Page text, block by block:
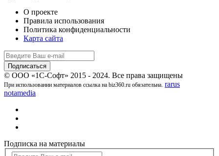
О проекте
Правила использования
Политика конфиденциальности
Карта сайта
© ООО «1С-Софт» 2015 - 2024. Все права защищены
При использовании материалов ссылка на biz360.ru обязательна. rarus
notamedia
Подписка на материалы